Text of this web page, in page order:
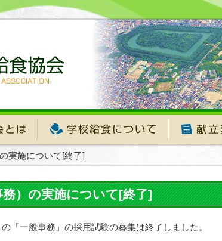
実施について[終了]
）の実施について[終了]
「一般事務」の採用試験の募集は終了しました。